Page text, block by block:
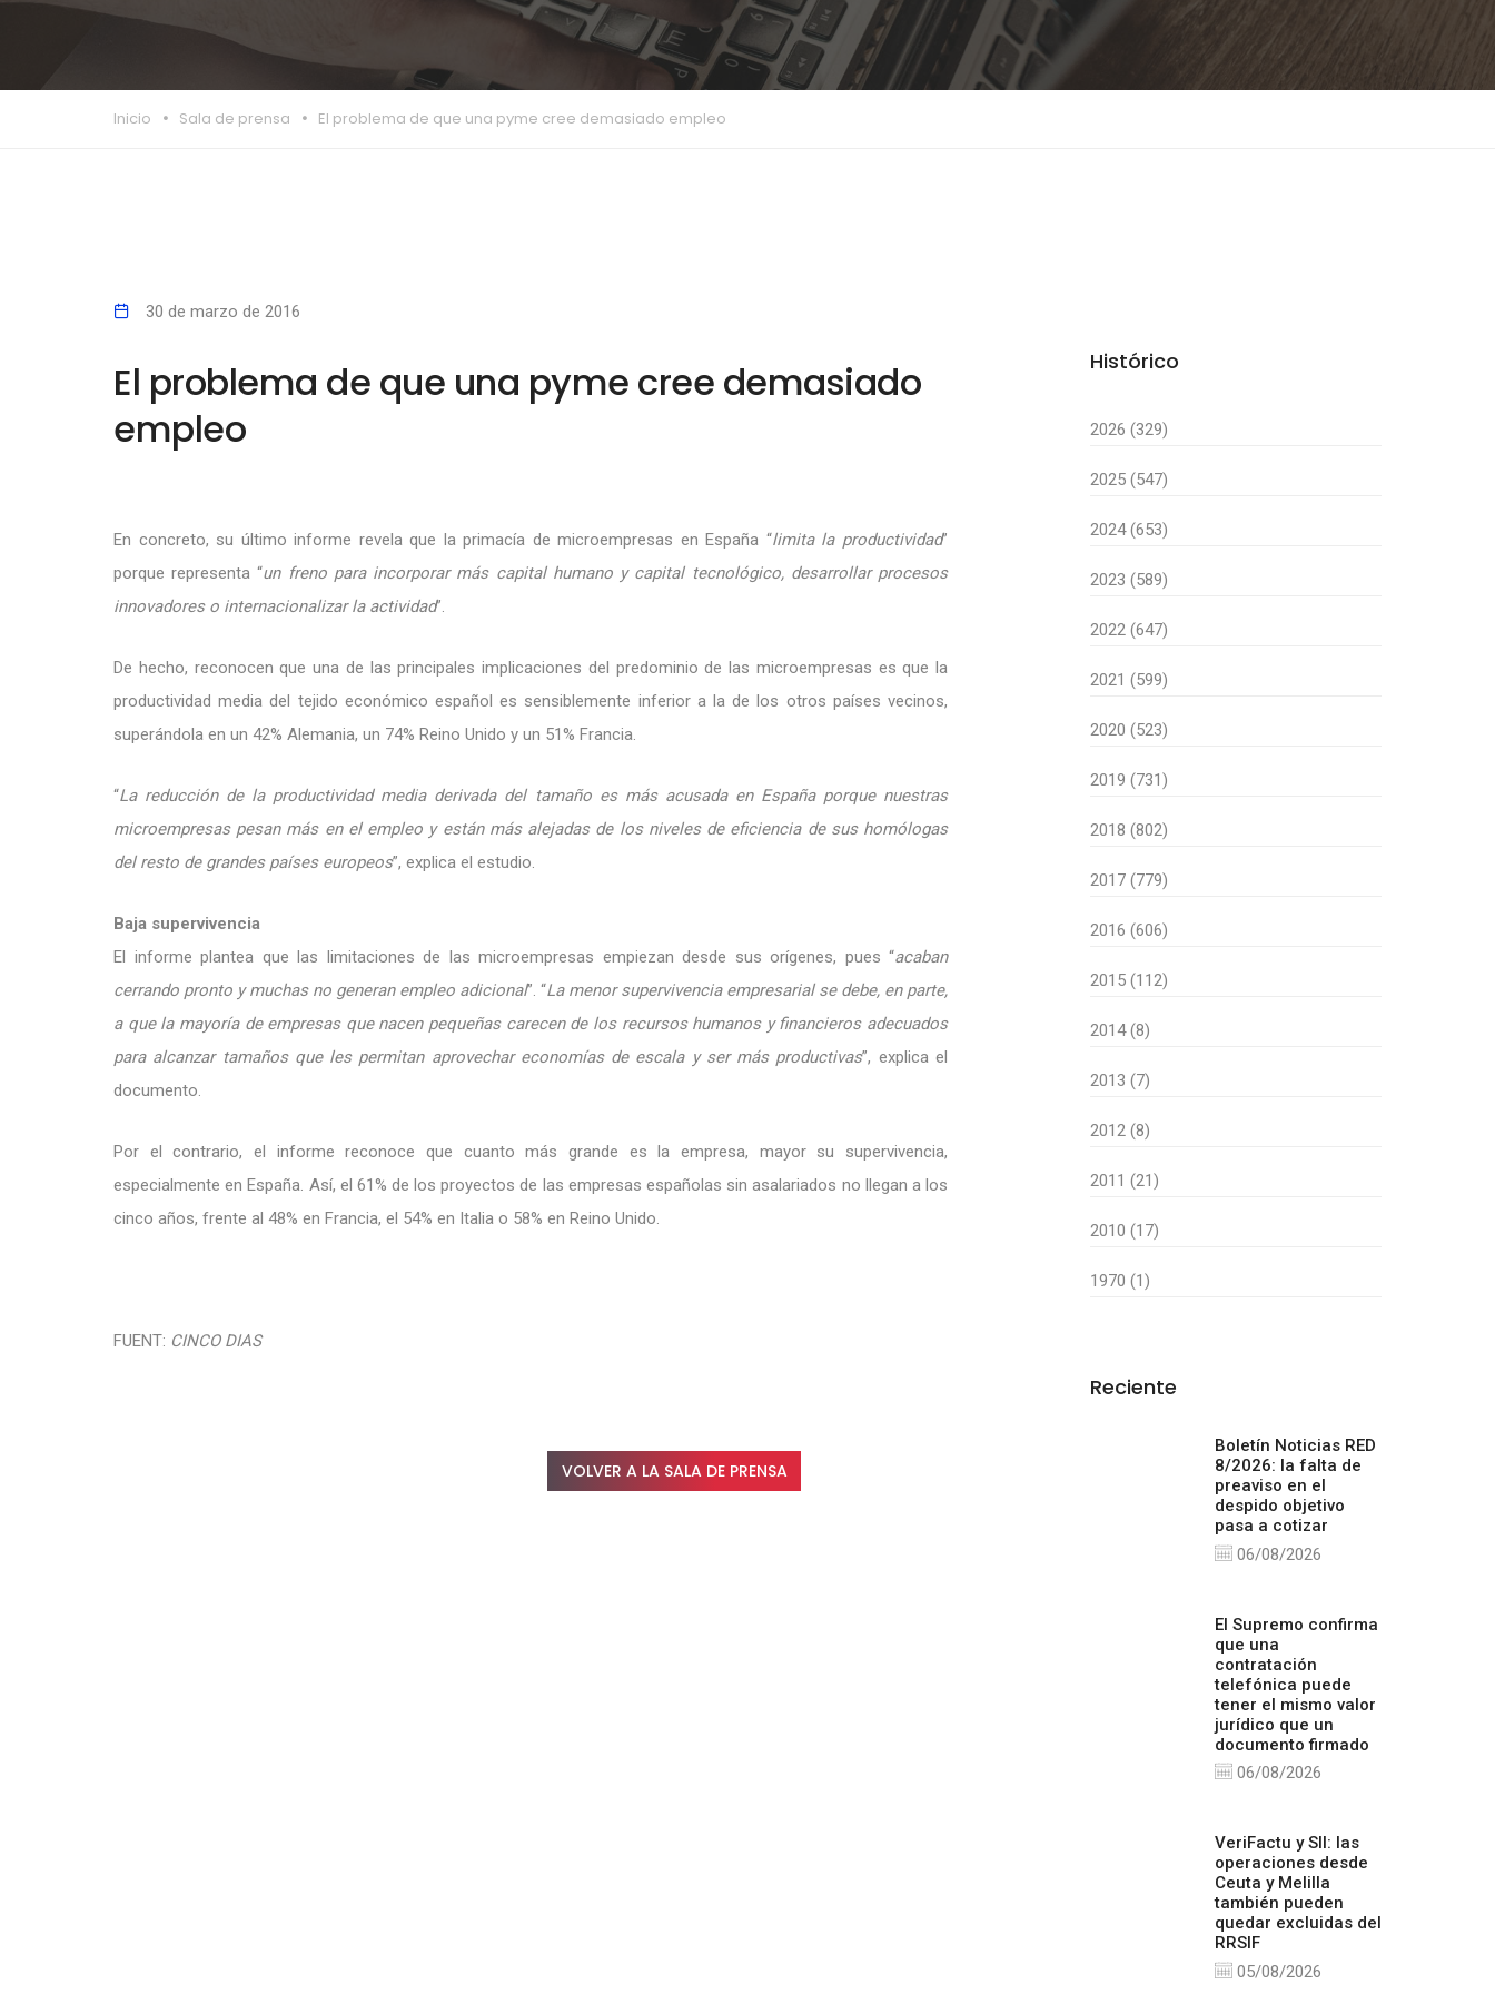
Inicio Sala de prensa El problema de que una pyme cree demasiado empleo
30 de marzo de 2016
El problema de que una pyme cree demasiado
empleo
En concreto, su último informe revela que la primacía de microempresas en España “limita la productividad”
porque representa “un freno para incorporar más capital humano y capital tecnológico, desarrollar procesos
innovadores o internacionalizar la actividad”.
De hecho, reconocen que una de las principales implicaciones del predominio de las microempresas es que la
productividad media del tejido económico español es sensiblemente inferior a la de los otros países vecinos,
superándola en un 42% Alemania, un 74% Reino Unido y un 51% Francia.
“La reducción de la productividad media derivada del tamaño es más acusada en España porque nuestras
microempresas pesan más en el empleo y están más alejadas de los niveles de eficiencia de sus homólogas
del resto de grandes países europeos”, explica el estudio.
Baja supervivencia
El informe plantea que las limitaciones de las microempresas empiezan desde sus orígenes, pues “acaban
cerrando pronto y muchas no generan empleo adicional”. “La menor supervivencia empresarial se debe, en parte,
a que la mayoría de empresas que nacen pequeñas carecen de los recursos humanos y financieros adecuados
para alcanzar tamaños que les permitan aprovechar economías de escala y ser más productivas”, explica el
documento.
Por el contrario, el informe reconoce que cuanto más grande es la empresa, mayor su supervivencia,
especialmente en España. Así, el 61% de los proyectos de las empresas españolas sin asalariados no llegan a los
cinco años, frente al 48% en Francia, el 54% en Italia o 58% en Reino Unido.
FUENT: CINCO DIAS
VOLVER A LA SALA DE PRENSA
Histórico
2026 (329)
2025 (547)
2024 (653)
2023 (589)
2022 (647)
2021 (599)
2020 (523)
2019 (731)
2018 (802)
2017 (779)
2016 (606)
2015 (112)
2014 (8)
2013 (7)
2012 (8)
2011 (21)
2010 (17)
1970 (1)
Reciente
Boletín Noticias RED
8/2026: la falta de
preaviso en el
despido objetivo
pasa a cotizar
06/08/2026
El Supremo confirma
que una
contratación
telefónica puede
tener el mismo valor
jurídico que un
documento firmado
06/08/2026
VeriFactu y SII: las
operaciones desde
Ceuta y Melilla
también pueden
quedar excluidas del
RRSIF
05/08/2026